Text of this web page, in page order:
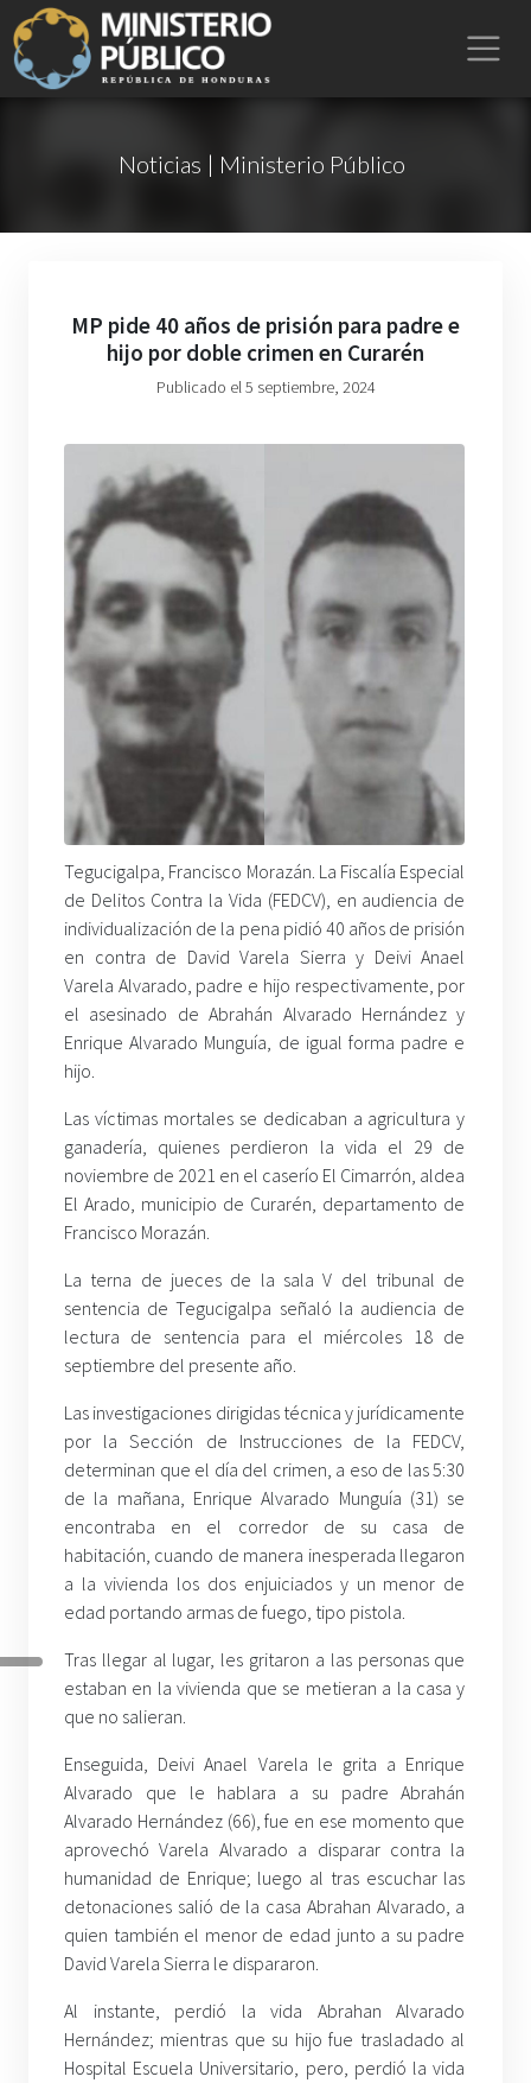
Noticias | Ministerio Público
MP pide 40 años de prisión para padre e
hijo por doble crimen en Curarén
Publicado el 5 septiembre, 2024
Tegucigalpa, Francisco Morazán. La Fiscalía Especial
de Delitos Contra la Vida (FEDCV), en audiencia de
individualización de la pena pidió 40 años de prisión
en contra de David Varela Sierra y Deivi Anael
Varela Alvarado, padre e hijo respectivamente, por
el asesinado de Abrahán Alvarado Hernández y
Enrique Alvarado Munguía, de igual forma padre e
hijo.
Las víctimas mortales se dedicaban a agricultura y
ganadería, quienes perdieron la vida el 29 de
noviembre de 2021 en el caserío El Cimarrón, aldea
El Arado, municipio de Curarén, departamento de
Francisco Morazán.
La terna de jueces de la sala V del tribunal de
sentencia de Tegucigalpa señaló la audiencia de
lectura de sentencia para el miércoles 18 de
septiembre del presente año.
Las investigaciones dirigidas técnica y jurídicamente
por la Sección de Instrucciones de la FEDCV,
determinan que el día del crimen, a eso de las 5:30
de la mañana, Enrique Alvarado Munguía (31) se
encontraba en el corredor de su casa de
habitación, cuando de manera inesperada llegaron
a la vivienda los dos enjuiciados y un menor de
edad portando armas de fuego, tipo pistola.
Tras llegar al lugar, les gritaron a las personas que
estaban en la vivienda que se metieran a la casa y
que no salieran.
Enseguida, Deivi Anael Varela le grita a Enrique
Alvarado que le hablara a su padre Abrahán
Alvarado Hernández (66), fue en ese momento que
aprovechó Varela Alvarado a disparar contra la
humanidad de Enrique; luego al tras escuchar las
detonaciones salió de la casa Abrahan Alvarado, a
quien también el menor de edad junto a su padre
David Varela Sierra le dispararon.
Al instante, perdió la vida Abrahan Alvarado
Hernández; mientras que su hijo fue trasladado al
Hospital Escuela Universitario, pero, perdió la vida